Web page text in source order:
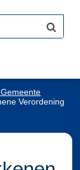
Verordening